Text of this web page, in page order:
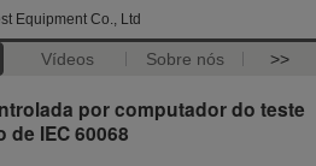
Equipment Co., Ltd
Vídeos Sobre nós >>
por computador do teste
IEC 60068